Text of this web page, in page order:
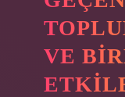
VE